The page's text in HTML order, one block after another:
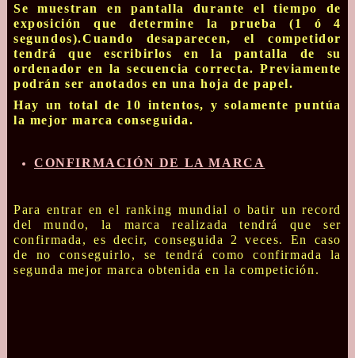
Se muestran en pantalla durante el tiempo de
exposición que determine la prueba (1 ó 4
segundos).Cuando desaparecen, el competidor
tendrá que escribirlos en la pantalla de su
ordenador en la secuencia correcta. Previamente
podrán ser anotados en una hoja de papel.
Hay un total de 10 intentos, y solamente puntúa
la mejor marca conseguida.
CONFIRMACIÓN DE LA MARCA
Para entrar en el ranking mundial o batir un record
del mundo, la marca realizada tendrá que ser
confirmada, es decir, conseguida 2 veces. En caso
de no conseguirlo, se tendrá como confirmada la
segunda mejor marca obtenida en la competición.